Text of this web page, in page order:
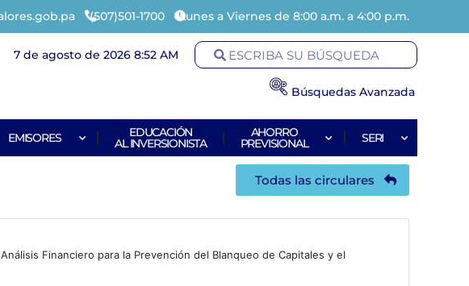
(507)501-1700 Lunes a Viernes de 8:00 a.m. a 4:00 p.m.
7 de agosto de 2026 8:52 AM
Búsquedas Avanzada
EMISORES
EDUCACIÓN
AL INVERSIONISTA
AHORRO
PREVISIONAL
SERI
Todas las circulares
Financiero para la Prevención del Blanqueo de Capitales y el